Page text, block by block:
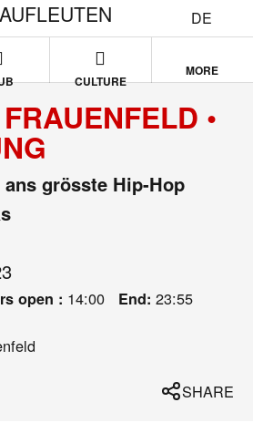
DE
CULTURE
MORE
•
grösste Hip-Hop
open : 14:00 End: 23:55
SHARE